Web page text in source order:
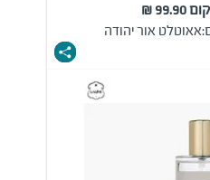
אאוטלט אור יהודה